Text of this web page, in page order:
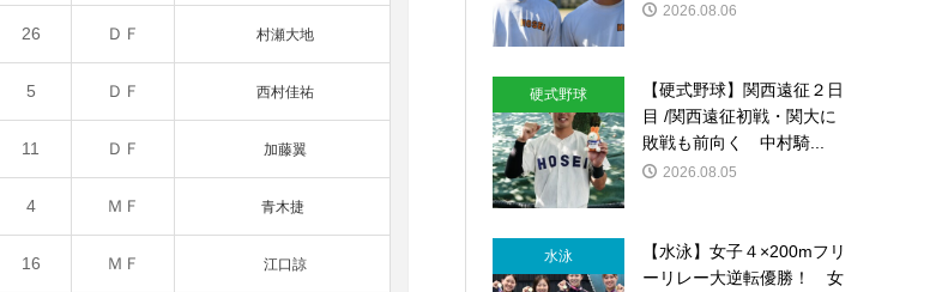
26 ＤＦ 村瀬大地
5 ＤＦ 西村佳祐
11 ＤＦ 加藤翼
4 ＭＦ 青木捷
16 ＭＦ 江口諒
2026.08.06
硬式野球
【硬式野球】関西遠征２日
目 /関西遠征初戦・関大に
敗戦も前向く 中村騎...
2026.08.05
水泳
【水泳】女子４×200mフリ
ーリレー大逆転優勝！ 女